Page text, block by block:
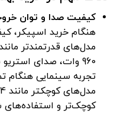
کیفیت صدا و توان
هنگام خرید اسپیکر،
960 وات، صدای
تجربه سینمایی هنگام
کوچک‌تر و